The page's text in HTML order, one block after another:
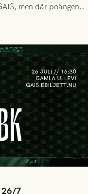
men där poängen
26/7